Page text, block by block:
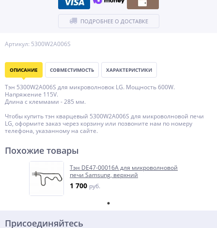
Артикул: 5300W2A006S
ПОДРОБНЕЕ О ДОСТАВКЕ
ОПИСАНИЕ СОВМЕСТИМОСТЬ ХАРАКТЕРИСТИКИ
Тэн 5300W2A006S для микроволновок LG. Мощность 600W.
Напряжение 115V.
Длина с клеммами - 285 мм.
Чтобы купить тэн кварцевый 5300W2A006S для микроволновой печи
LG, оформите заказ через корзину или позвоните нам по номеру
телефона, указанному на сайте.
Похожие товары
Тэн DE47-00016A для микроволновой
печи Samsung, верхний
1 700 руб.
Присоединяйтесь